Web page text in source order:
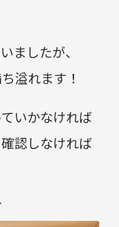
ましたが、
溢れます！
いかなければ
認しなければ